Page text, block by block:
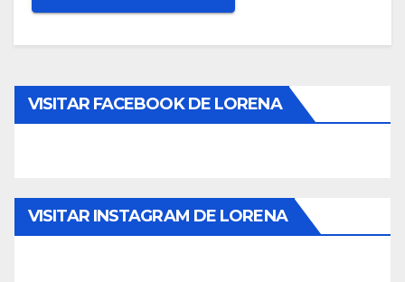
VISITAR FACEBOOK DE LORENA
VISITAR INSTAGRAM DE LORENA